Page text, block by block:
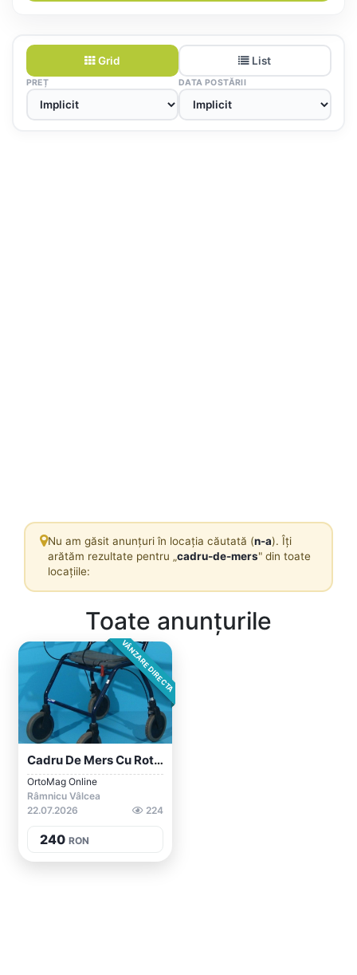
Grid List
PREȚ DATA POSTĂRII
Nu am găsit anunțuri în locația căutată (n-a). Îți
arătăm rezultate pentru „cadru-de-mers" din toate
locațiile:
Toate anunțurile
VÂNZARE DIRECTA
Cadru De Mers Cu Roti Dolomite
OrtoMag Online
Râmnicu Vâlcea
22.07.2026
224
240 RON